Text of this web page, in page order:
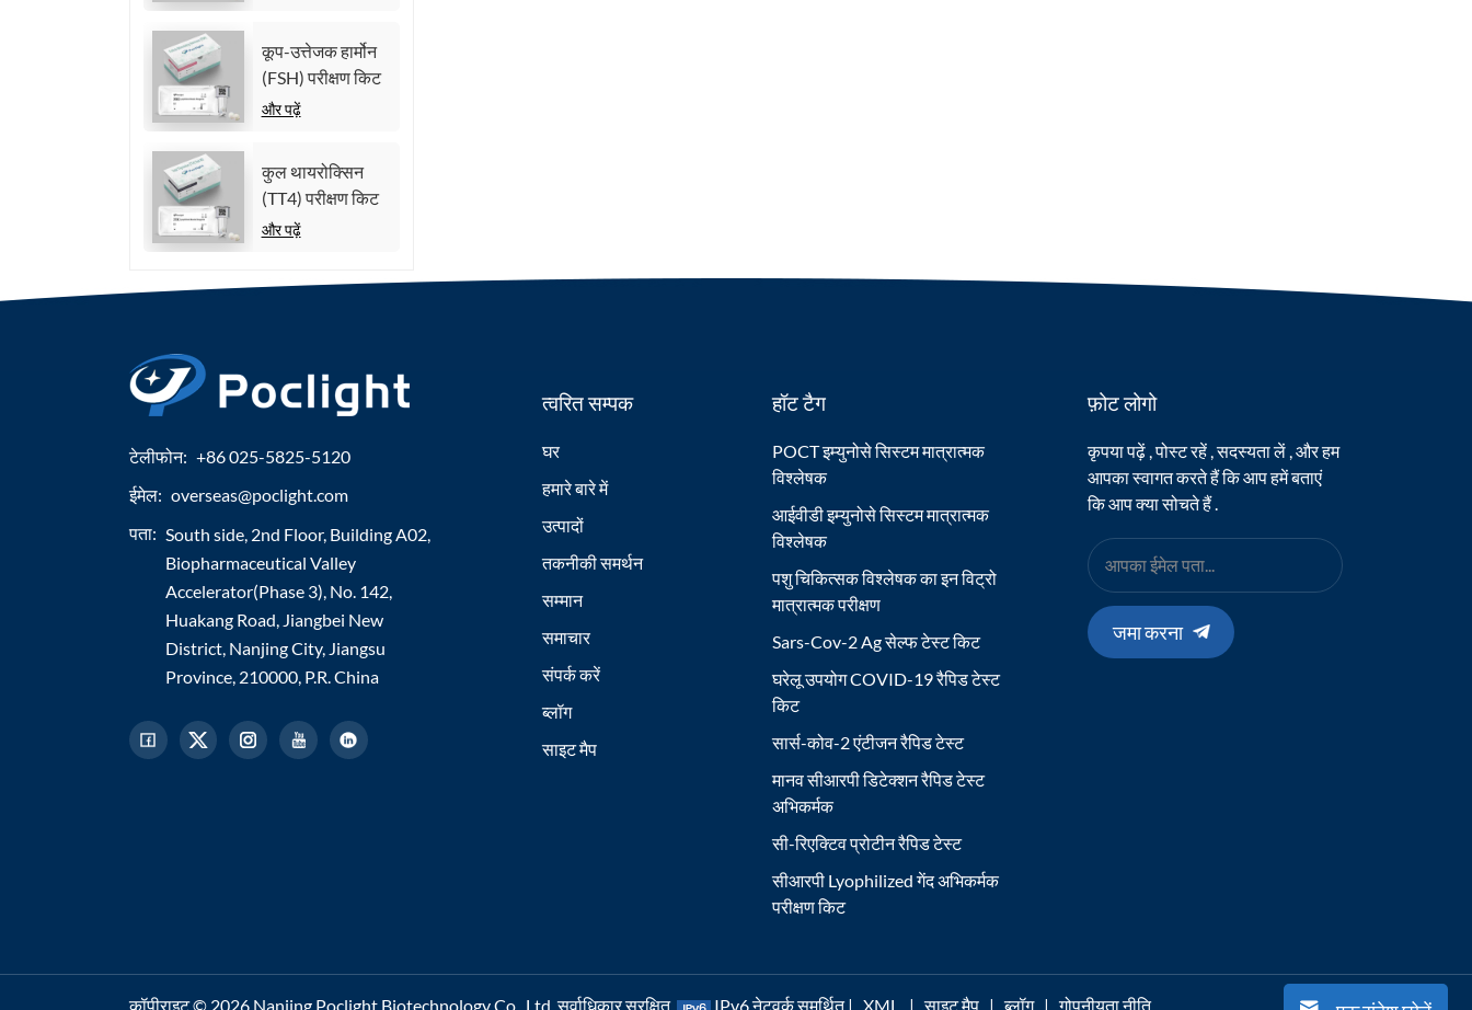
कूप-उत्तेजक हार्मोन
(FSH) परीक्षण किट
और पढ़ें
कुल थायरोक्सिन
(TT4) परीक्षण किट
और पढ़ें
टेलीफोन: +86 025-5825-5120
ईमेल: overseas@poclight.com
पता: South side, 2nd Floor, Building A02,
Biopharmaceutical Valley
Accelerator(Phase 3), No. 142,
Huakang Road, Jiangbei New
District, Nanjing City, Jiangsu
Province, 210000, P.R. China
त्वरित सम्पक
घर
हमारे बारे में
उत्पादों
तकनीकी समर्थन
सम्मान
समाचार
संपर्क करें
ब्लॉग
साइट मैप
हॉट टैग
POCT इम्युनोसे सिस्टम मात्रात्मक
विश्लेषक
आईवीडी इम्युनोसे सिस्टम मात्रात्मक
विश्लेषक
पशु चिकित्सक विश्लेषक का इन विट्रो
मात्रात्मक परीक्षण
Sars-Cov-2 Ag सेल्फ टेस्ट किट
घरेलू उपयोग COVID-19 रैपिड टेस्ट
किट
सार्स-कोव-2 एंटीजन रैपिड टेस्ट
मानव सीआरपी डिटेक्शन रैपिड टेस्ट
अभिकर्मक
सी-रिएक्टिव प्रोटीन रैपिड टेस्ट
सीआरपी Lyophilized गेंद अभिकर्मक
परीक्षण किट
फ़ोट लोगो
कृपया पढ़ें , पोस्ट रहें , सदस्यता लें , और हम
आपका स्वागत करते हैं कि आप हमें बताएं
कि आप क्या सोचते हैं .
जमा करना
कॉपीराइट © 2026 Nanjing Poclight Biotechnology Co., Ltd. सर्वाधिकार सुरक्षित. IPv6 नेटवर्क समर्थित | XML | साइट मैप | ब्लॉग | गोपनीयता नीति